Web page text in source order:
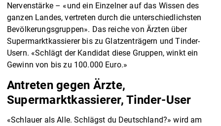
Nervenstärke – «und ein Einzelner auf das Wissen des
ganzen Landes, vertreten durch die unterschiedlichsten
Bevölkerungsgruppen». Das reiche von Ärzten über
Supermarktkassierer bis zu Glatzenträgern und Tinder-
Usern. «Schlägt der Kandidat diese Gruppen, winkt ein
Gewinn von bis zu 100.000 Euro.»
Antreten gegen Ärzte,
Supermarktkassierer, Tinder-User
«Schlauer als Alle. Schlägst du Deutschland?» wird am